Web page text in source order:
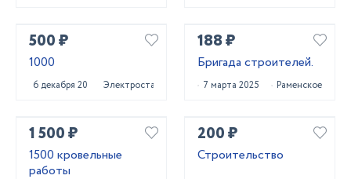
500 ₽
1000
6 декабря 2024 Электросталь
188 ₽
Бригада строителей.
7 марта 2025 Раменское
1 500 ₽
1500 кровельные
работы
200 ₽
Строительство